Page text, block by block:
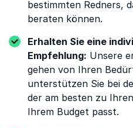
bestimmten Redners,
beraten können.
Erhalten Sie eine
Empfehlung: Unsere
gehen von Ihren
unterstützen Sie bei
der am besten zu
Ihrem Budget passt.